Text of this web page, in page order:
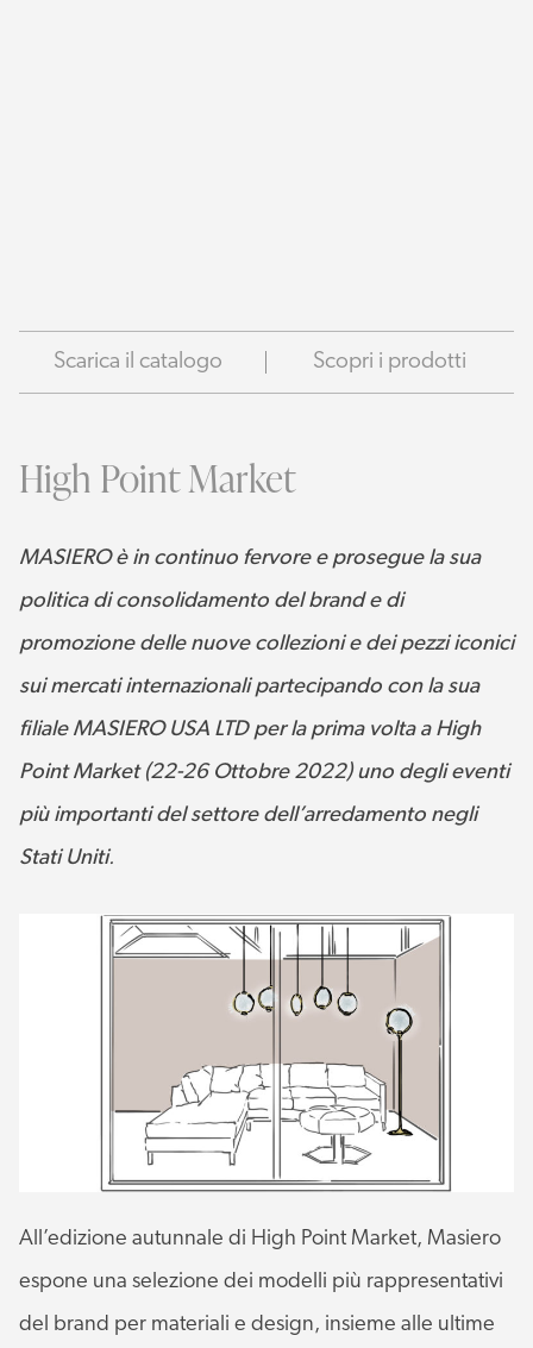
Scarica il catalogo Scopri i prodotti
High Point Market
MASIERO è in continuo fervore e prosegue la sua
politica di consolidamento del brand e di
promozione delle nuove collezioni e dei pezzi iconici
sui mercati internazionali partecipando con la sua
filiale MASIERO USA LTD per la prima volta a High
Point Market (22-26 Ottobre 2022) uno degli eventi
più importanti del settore dell’arredamento negli
Stati Uniti.
All’edizione autunnale di High Point Market, Masiero
espone una selezione dei modelli più rappresentativi
del brand per materiali e design, insieme alle ultime